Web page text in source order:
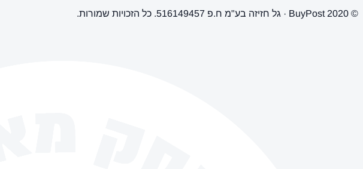
© 2020 BuyPost · גל חזיזה בע"מ ח.פ 516149457. כל הזכויות שמורות.